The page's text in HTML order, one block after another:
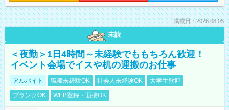
掲載日：2026.08.05
未読
＜夜勤＞1日4時間～未経験でももちろん歓迎！
イベント会場でイスや机の運搬のお仕事
アルバイト 職種未経験OK 社会人未経験OK
大学生歓迎
ブランクOK
WEB登録・面接OK